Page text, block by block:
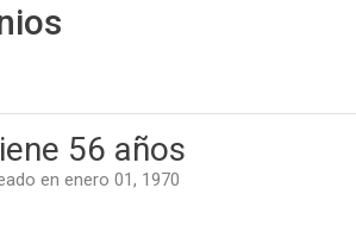
56 años
en enero 01, 1970